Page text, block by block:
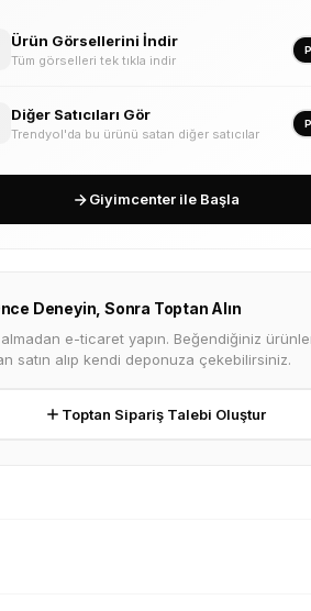
Ürün Görsellerini İndir
Tüm görselleri tek tıkla indir
Diğer Satıcıları Gör
Trendyol'da bu ürünü satan diğer satıcılar
Giyimcenter ile Başla
Deneyin, Sonra Toptan Alın
almadan e-ticaret yapın. Beğendiğiniz
satın alıp kendi deponuza çekebilirsiniz.
Toptan Sipariş Talebi Oluştur